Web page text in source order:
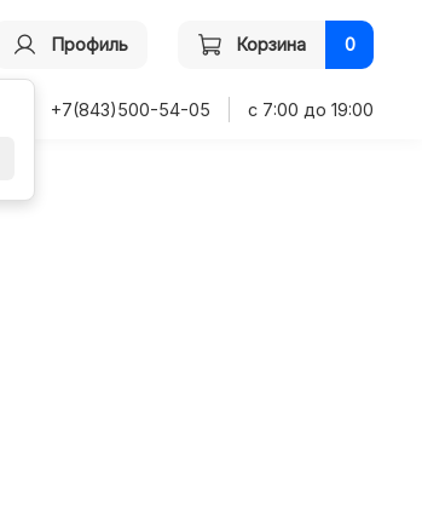
Профиль Корзина 0
+7(843)500-54-05 с 7:00 до 19:00